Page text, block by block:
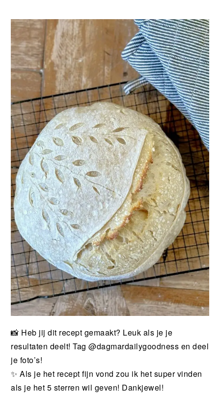
📸 Heb jij dit recept gemaakt? Leuk als je je
resultaten deelt! Tag @dagmardailygoodness en deel
je foto’s!
✨ Als je het recept fijn vond zou ik het super vinden
als je het 5 sterren wil geven! Dankjewel!